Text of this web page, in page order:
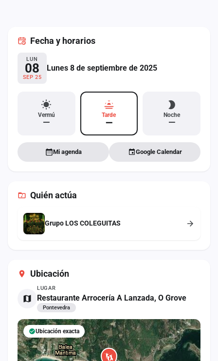
Ubicación
LUGAR
Restaurante Arrocería A Lanzada, O Grove
Pontevedra
Ubicación exacta
Fecha y horarios
LUN
08
SEP 25
Lunes 8 de septiembre de 2025
Vermú
—
Tarde
—
Noche
—
Mi agenda Google Calendar
Quién actúa
Grupo LOS COLEGUITAS